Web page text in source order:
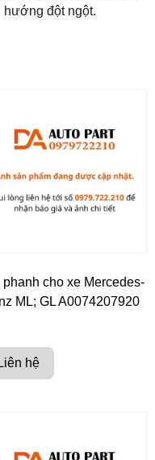
hướng đột ngột.
phanh cho xe Mercedes-
ML; GL A0074207920
hệ